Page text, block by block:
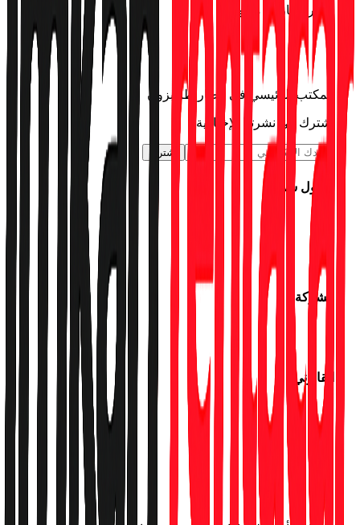
تأجير سيارات موثوق
info@trabzonrentacar.com
المكتب الرئيسي في مطار طرابزون
اشترك في نشرتنا الإخبارية
اشترك
وصول سريع
استأجر سيارة
العروض
الفروع
تتبع الحجز
الشركة
من نحن
القانوني
إشعار حماية البيانات
سياسة الخصوصية
سياسة ملفات تعريف الارتباط
اتفاقية العضوية
عقد البيع عن بعد
الإلغاء والاسترداد
شروط الإيجار